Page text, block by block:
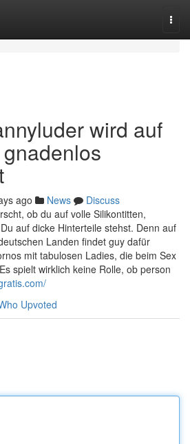
wird auf
ago News
Discuss
ob du auf volle Silikontitten,
auf dicke Hinterteile stehst. Denn auf
Landen findet guy dafür
mit tabulosen Ladies, die beim Sex
spielt wirklich keine Rolle, ob person
Upvoted